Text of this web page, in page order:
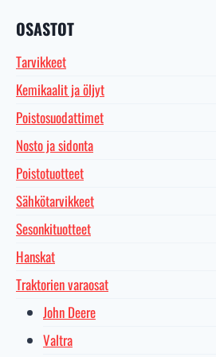
OSASTOT
Tarvikkeet
Kemikaalit ja öljyt
Poistosuodattimet
Nosto ja sidonta
Poistotuotteet
Sähkötarvikkeet
Sesonkituotteet
Hanskat
Traktorien varaosat
John Deere
Valtra